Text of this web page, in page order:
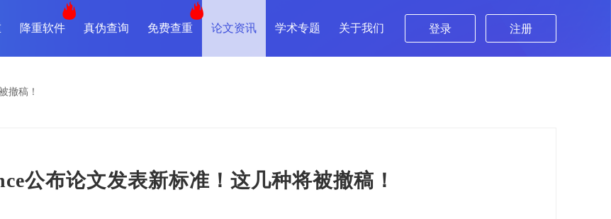
降重软件 真伪查询 免费查重 论文资讯 学术专题 关于我们 登录 注册
撤稿！
公布论文发表新标准！这几种将被撤稿！